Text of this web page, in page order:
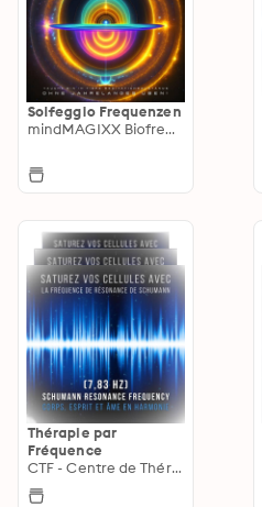
Solfeggio Frequenzen
mindMAGIXX Biofrequenztherapie
Thérapie par
Fréquence
CTF - Centre de Thérapie par Fréquence